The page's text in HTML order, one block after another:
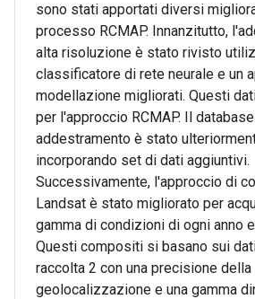
sono stati apportati diversi
processo RCMAP. Innanzitutto,
alta risoluzione è stato rivisto
classificatore di rete neurale e un
modellazione migliorati. Questi
per l'approccio RCMAP. Il
addestramento è stato
incorporando set di dati aggiuntivi.
Successivamente, l'approccio di
Landsat è stato migliorato per
gamma di condizioni di ogni anno
Questi compositi si basano sui
raccolta 2 con una precisione della
geolocalizzazione e una gamma